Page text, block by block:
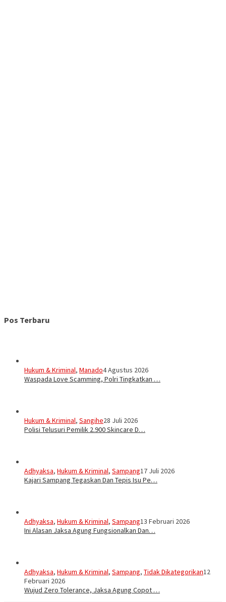
Pos Terbaru
Hukum & Kriminal, Manado4 Agustus 2026
Waspada Love Scamming, Polri Tingkatkan …
Hukum & Kriminal, Sangihe28 Juli 2026
Polisi Telusuri Pemilik 2.900 Skincare D…
Adhyaksa, Hukum & Kriminal, Sampang17 Juli 2026
Kajari Sampang Tegaskan Dan Tepis Isu Pe…
Adhyaksa, Hukum & Kriminal, Sampang13 Februari 2026
Ini Alasan Jaksa Agung Fungsionalkan Dan…
Adhyaksa, Hukum & Kriminal, Sampang, Tidak Dikategorikan12
Februari 2026
Wujud Zero Tolerance, Jaksa Agung Copot …